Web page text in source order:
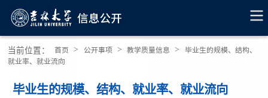
当前位置： 首页 > 公开事项 > 教学质量信息 >
毕业生的规模、结构、
就业率、就业流向
毕业生的规模、结构、就业率、就业流向